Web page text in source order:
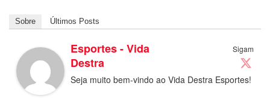
Sobre Últimos Posts
Sigam
Esportes - Vida
Destra
Seja muito bem-vindo ao Vida Destra Esportes!